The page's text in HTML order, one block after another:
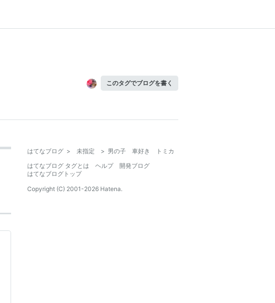
このタグでブログを書く
はてなブログ > 未指定 > 男の子 車好き トミカ
はてなブログ タグとは
ヘルプ
開発ブログ
はてなブログトップ
Copyright (C) 2001-2026 Hatena.